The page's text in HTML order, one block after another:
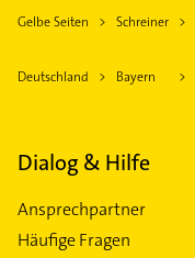
Gelbe Seiten Schreiner
Deutschland Bayern
Dialog & Hilfe
Ansprechpartner
Häufige Fragen